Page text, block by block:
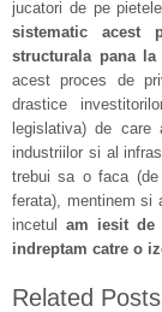
jucatori de pe
sistematic acest
structurala pana la
acest proces de
drastice
legislativa) de
industriilor si al
trebui sa o faca (de
ferata), mentinem si
incetul am iesit de
indreptam catre o
Related Posts